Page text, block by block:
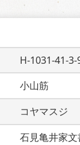
H-1031-41-3-
小山筋
コヤマスジ
石見亀井家文